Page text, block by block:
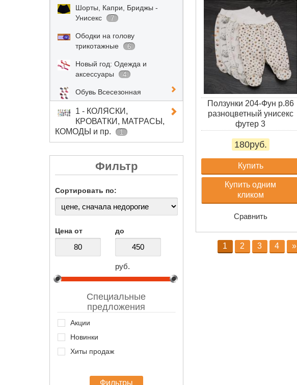
Шорты, Капри, Бриджы -
Унисекс
7
Ободки на голову
трикотажные
6
Новый год: Одежда и
аксессуары
4
Обувь Всесезонная
1 - КОЛЯСКИ,
КРОВАТКИ, МАТРАСЫ,
КОМОДЫ и пр.
1
Фильтр
Сортировать по:
Цена от до
руб.
Специальные
предложения
Акции
Новинки
Хиты продаж
Ползунки 204-Фун р.86
разноцветный унисекс
футер 3
180руб.
Купить
Купить одним
кликом
Сравнить
1 2 3 4 »